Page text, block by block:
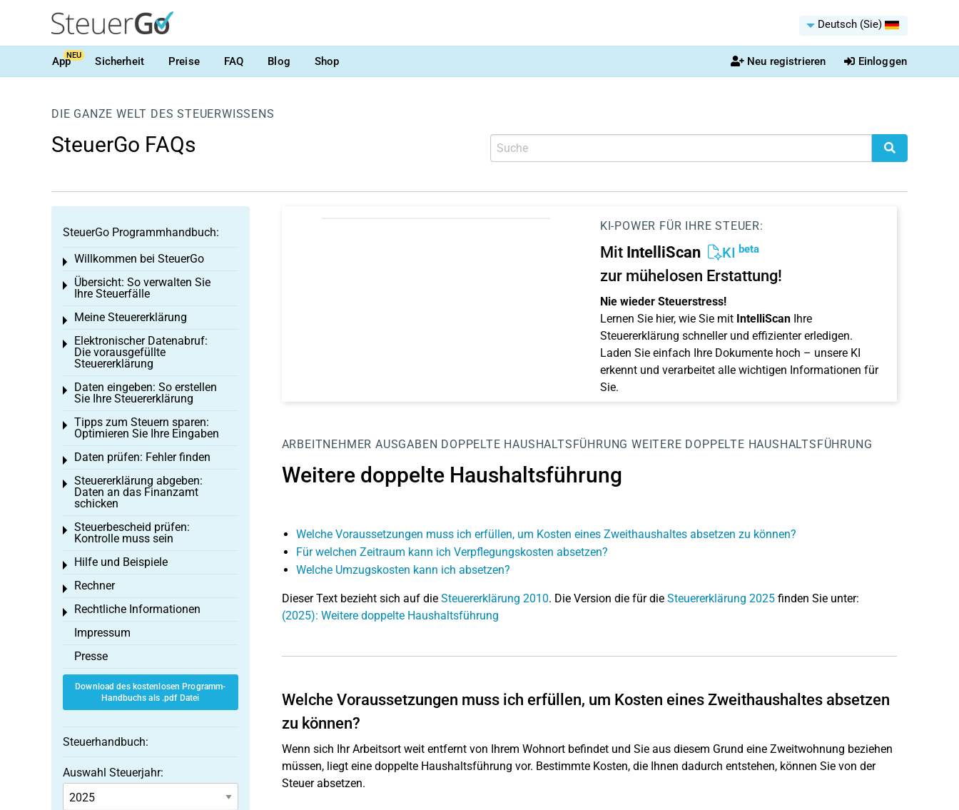
Deutsch (Sie)
AppNEU Sicherheit Preise FAQ Blog Shop Neu registrieren Einloggen
DIE GANZE WELT DES STEUERWISSENS
SteuerGo FAQs
KI-POWER FÜR IHRE STEUER:
Mit IntelliScan KI beta
zur mühelosen Erstattung!
Nie wieder Steuerstress!
Lernen Sie hier, wie Sie mit IntelliScanIhre
Steuererklärung schneller und effizienter erledigen.
Laden Sie einfach Ihre Dokumente hoch – unsere KI
erkennt und verarbeitet alle wichtigen Informationen für
Sie.
ARBEITNEHMER AUSGABEN DOPPELTE HAUSHALTSFÜHRUNG WEITERE DOPPELTE HAUSHALTSFÜHRUNG
Weitere doppelte Haushaltsführung
Welche Voraussetzungen muss ich erfüllen, um Kosten eines Zweithaushaltes absetzen zu können?
Für welchen Zeitraum kann ich Verpflegungskosten absetzen?
Welche Umzugskosten kann ich absetzen?
Dieser Text bezieht sich auf die Steuererklärung 2010. Die Version die für die Steuererklärung 2025finden Sie unter:
(2025): Weitere doppelte Haushaltsführung
Welche Voraussetzungen muss ich erfüllen, um Kosten eines Zweithaushaltes absetzen
zu können?
Wenn sich Ihr Arbeitsort weit entfernt von Ihrem Wohnort befindet und Sie aus diesem Grund eine Zweitwohnung beziehen
müssen, liegt eine doppelte Haushaltsführung vor. Bestimmte Kosten, die Ihnen dadurch entstehen, können Sie von der
Steuer absetzen.
SteuerGo Programmhandbuch:
Willkommen bei SteuerGo
Toggle menu
Übersicht: So verwalten Sie
Ihre Steuerfälle
Toggle menu
Meine Steuererklärung
Toggle menu
Elektronischer Datenabruf:
Die vorausgefüllte
Steuererklärung
Toggle menu
Daten eingeben: So erstellen
Sie Ihre Steuererklärung
Toggle menu
Tipps zum Steuern sparen:
Optimieren Sie Ihre Eingaben
Toggle menu
Daten prüfen: Fehler finden
Toggle menu
Steuererklärung abgeben:
Daten an das Finanzamt
schicken
Toggle menu
Steuerbescheid prüfen:
Kontrolle muss sein
Toggle menu
Hilfe und Beispiele
Toggle menu
Rechner
Toggle menu
Rechtliche Informationen
Toggle menu
Impressum
Presse
Download des kostenlosen Programm-
Handbuchs als .pdf Datei
Steuerhandbuch:
Auswahl Steuerjahr: